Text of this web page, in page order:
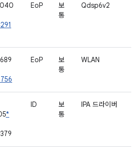
EoP
보
통
Qdsp6v2
EoP
보
통
WLAN
*
ID
보
통
IPA 드라이버